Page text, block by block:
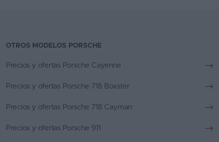
OTROS MODELOS PORSCHE
Precios y ofertas Porsche Cayenne
Precios y ofertas Porsche 718 Boxster
Precios y ofertas Porsche 718 Cayman
Precios y ofertas Porsche 911